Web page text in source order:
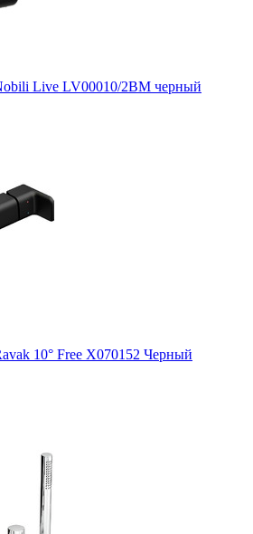
Live LV00010/2BM черный
10° Free X070152 Черный